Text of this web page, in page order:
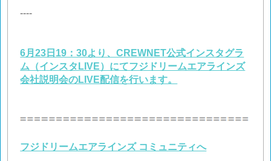
----
6月23日19：30より、CREWNET公式インスタグラ
ム（インスタLIVE）にてフジドリームエアラインズ
会社説明会のLIVE配信を行います。
フジドリームエアラインズ コミュニティへ